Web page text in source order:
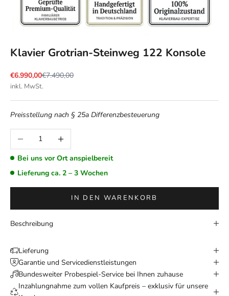
Klavier Grotrian-Steinweg 122 Konsole
Angebot
€6.990,00Regulärer Preis
€7.490,00
inkl. MwSt.
Preisstellung nach § 25a Differenzbesteuerung
Anzahl verringernAnzahl erhöhen
Bei uns vor Ort anspielbereit
Lieferung ca. 2 – 3 Wochen
IN DEN WARENKORB
Beschreibung
Lieferung
Garantie und Servicedienstleistungen
Bundesweiter Probespiel-Service bei Ihnen zuhause
Inzahlungnahme zum vollen Kaufpreis – exklusiv für unsere